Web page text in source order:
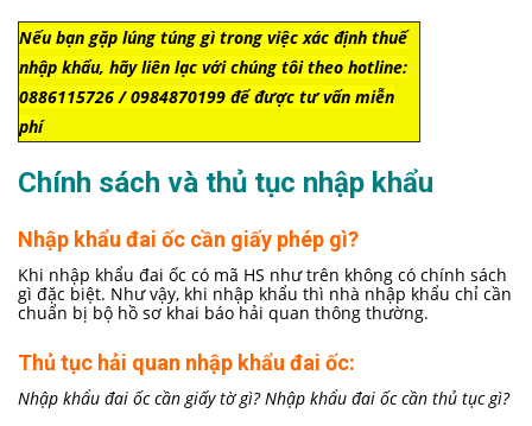
Nếu bạn gặp lúng túng gì trong việc xác định thuế
nhập khẩu, hãy liên lạc với chúng tôi theo hotline:
0886115726 / 0984870199 để được tư vấn miễn
phí
Chính sách và thủ tục nhập khẩu
Nhập khẩu đai ốc cần giấy phép gì?
Khi nhập khẩu đai ốc có mã HS như trên không có chính sách
gì đặc biệt. Như vậy, khi nhập khẩu thì nhà nhập khẩu chỉ cần
chuẩn bị bộ hồ sơ khai báo hải quan thông thường.
Thủ tục hải quan nhập khẩu đai ốc:
Nhập khẩu đai ốc cần giấy tờ gì? Nhập khẩu đai ốc cần thủ tục gì?